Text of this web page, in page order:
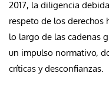
2017, la diligencia
respeto de los derechos
lo largo de las cadenas
un impulso normativo,
críticas y desconfianzas.